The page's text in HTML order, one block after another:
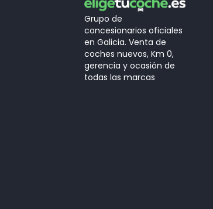
Grupo de
concesionarios oficiales
en Galicia. Venta de
coches nuevos, Km 0,
gerencia y ocasión de
todas las marcas